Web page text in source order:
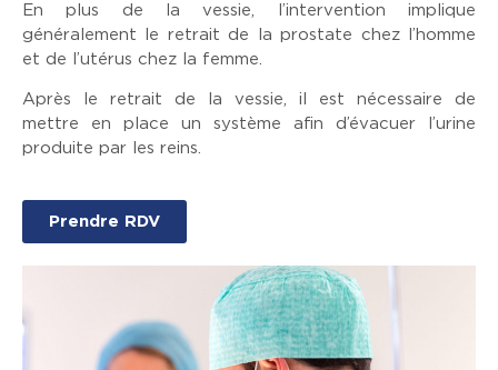
En plus de la vessie, l’intervention implique
généralement le retrait de la prostate chez l’homme
et de l’utérus chez la femme.
Après le retrait de la vessie, il est nécessaire de
mettre en place un système afin d’évacuer l’urine
produite par les reins.
Prendre RDV